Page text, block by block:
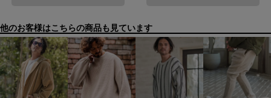
他のお客様はこちらの商品も見ています